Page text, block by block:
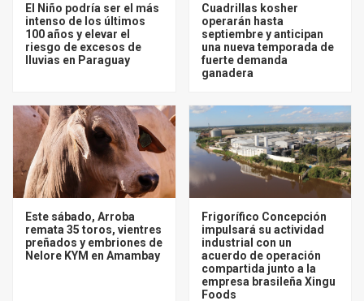
El Niño podría ser el más
intenso de los últimos
100 años y elevar el
riesgo de excesos de
lluvias en Paraguay
Cuadrillas kosher
operarán hasta
septiembre y anticipan
una nueva temporada de
fuerte demanda
ganadera
Este sábado, Arroba
remata 35 toros, vientres
preñados y embriones de
Nelore KYM en Amambay
Frigorífico Concepción
impulsará su actividad
industrial con un
acuerdo de operación
compartida junto a la
empresa brasileña Xingu
Foods